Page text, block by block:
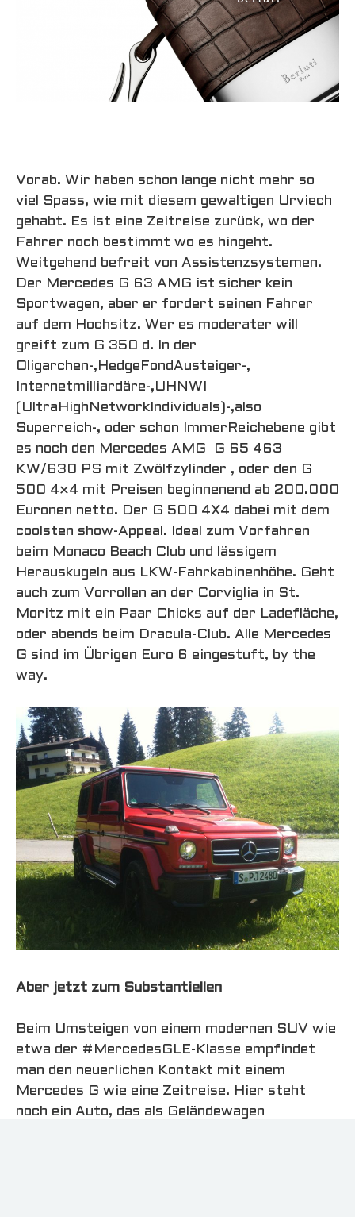
Vorab. Wir haben schon lange nicht mehr so
viel Spass, wie mit diesem gewaltigen Urviech
gehabt. Es ist eine Zeitreise zurück, wo der
Fahrer noch bestimmt wo es hingeht.
Weitgehend befreit von Assistenzsystemen.
Der Mercedes G 63 AMG ist sicher kein
Sportwagen, aber er fordert seinen Fahrer
auf dem Hochsitz. Wer es moderater will
greift zum G 350 d. In der
Oligarchen-,HedgeFondAusteiger-,
Internetmilliardäre-,UHNWI
(UltraHighNetworkIndividuals)-,also
Superreich-, oder schon ImmerReichebene gibt
es noch den Mercedes AMG G 65 463
KW/630 PS mit Zwölfzylinder , oder den G
500 4×4 mit Preisen beginnenend ab 200.000
Euronen netto. Der G 500 4X4 dabei mit dem
coolsten show-Appeal. Ideal zum Vorfahren
beim Monaco Beach Club und lässigem
Herauskugeln aus LKW-Fahrkabinenhöhe. Geht
auch zum Vorrollen an der Corviglia in St.
Moritz mit ein Paar Chicks auf der Ladefläche,
oder abends beim Dracula-Club. Alle Mercedes
G sind im Übrigen Euro 6 eingestuft, by the
way.
Aber jetzt zum Substantiellen
Beim Umsteigen von einem modernen SUV wie
etwa der #MercedesGLE-Klasse empfindet
man den neuerlichen Kontakt mit einem
Mercedes G wie eine Zeitreise. Hier steht
noch ein Auto, das als Geländewagen